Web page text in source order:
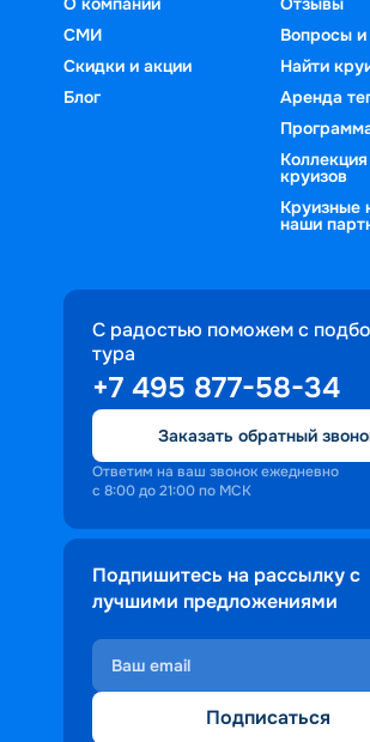
СМИ
Скидки и акции
Блог
Вопросы и
Найти
Аренда
круизов
Круизные
наши
С радостью поможем с
тура
+7 495 877-58-34
Заказать обратный
Ответим на ваш звонок ежедневно
с 8:00 до 21:00 по МСК
Подпишитесь на рассылку с
лучшими предложениями
Подписаться